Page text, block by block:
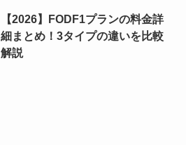
【2026】FODF1プランの料金詳
細まとめ！3タイプの違いを比較
解説